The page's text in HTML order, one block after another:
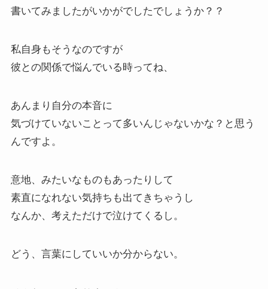
書いてみましたがいかがでしたでしょうか？？
私自身もそうなのですが
彼との関係で悩んでいる時ってね、
あんまり自分の本音に
気づけていないことって多いんじゃないかな？と思う
んですよ。
意地、みたいなものもあったりして
素直になれない気持ちも出てきちゃうし
なんか、考えただけで泣けてくるし。
どう、言葉にしていいか分からない。